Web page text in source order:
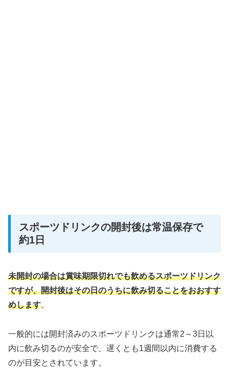
スポーツドリンクの開封後は常温保存で
約1日
未開封の場合は賞味期限切れでも飲めるスポーツドリンク
ですが、開封後はその日のうちに飲み切ることをおおすす
めします。
一般的には開封済みのスポーツドリンクは通常2～3日以
内に飲み切るのが安全で、遅くとも1週間以内に消費する
のが目安とされています。